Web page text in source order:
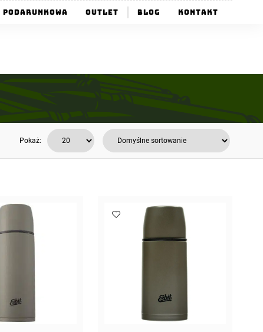
Podarunkowa Outlet Blog Kontakt
Pokaż: